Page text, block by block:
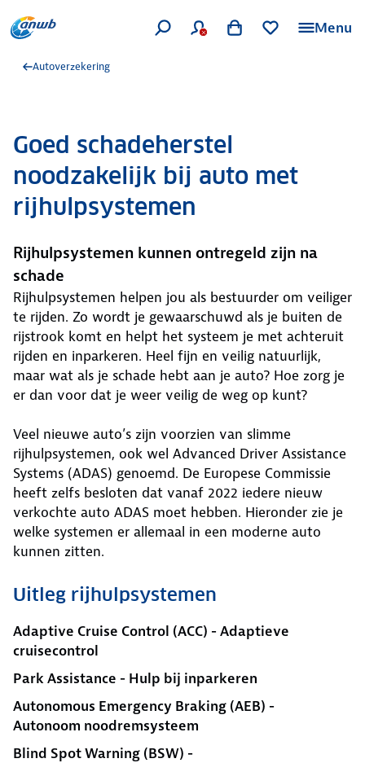
Menu
Autoverzekering
Goed schadeherstel
noodzakelijk bij auto met
rijhulpsystemen
Rijhulpsystemen kunnen ontregeld zijn na
schade
Rijhulpsystemen helpen jou als bestuurder om veiliger
te rijden. Zo wordt je gewaarschuwd als je buiten de
rijstrook komt en helpt het systeem je met achteruit
rijden en inparkeren. Heel fijn en veilig natuurlijk,
maar wat als je schade hebt aan je auto? Hoe zorg je
er dan voor dat je weer veilig de weg op kunt?
Veel nieuwe auto’s zijn voorzien van slimme
rijhulpsystemen, ook wel Advanced Driver Assistance
Systems (ADAS) genoemd. De Europese Commissie
heeft zelfs besloten dat vanaf 2022 iedere nieuw
verkochte auto ADAS moet hebben. Hieronder zie je
welke systemen er allemaal in een moderne auto
kunnen zitten.
Uitleg rijhulpsystemen
Adaptive Cruise Control (ACC) - Adaptieve
cruisecontrol
Park Assistance - Hulp bij inparkeren
Autonomous Emergency Braking (AEB) -
Autonoom noodremsysteem
Blind Spot Warning (BSW) -